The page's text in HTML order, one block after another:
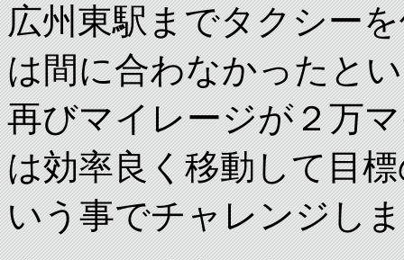
広州東駅までタクシー
は間に合わなかったと
再びマイレージが２万
は効率良く移動して目
いう事でチャレンジし